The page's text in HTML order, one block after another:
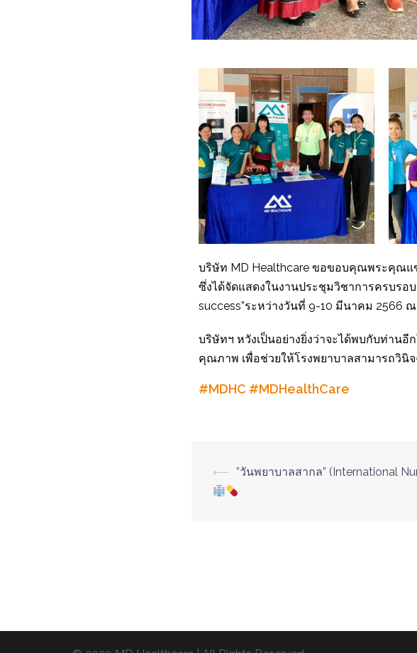
บริษัท MD Healthcare ขอขอบคุณพระคุณแ
ซึ่งได้จัดแสดงในงานประชุมวิชาการครบรอ
success”ระหว่างวันที่ 9-10 มีนาคม 2566
บริษัทฯ หวังเป็นอย่างยิ่งว่าจะได้พบกับท่าน
คุณภาพ เพื่อช่วยให้โรงพยาบาลสามารถวินิ
#MDHC #MDHealthCare
⟵ ”วันพยาบาลสากล” (International